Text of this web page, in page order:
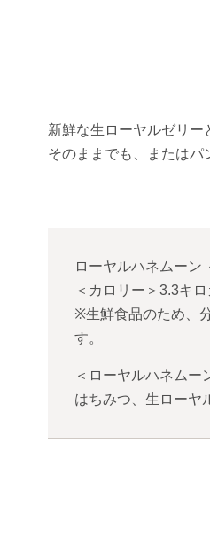
新鮮な生ローヤルゼリー
そのままでも、またはパ
ローヤルハネムーン
＜カロリー＞3.3キ
※生鮮食品のため、
す。
＜ローヤルハネムー
はちみつ、生ローヤ